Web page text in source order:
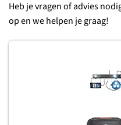
Heb je vragen of advies
op en we helpen je graag!